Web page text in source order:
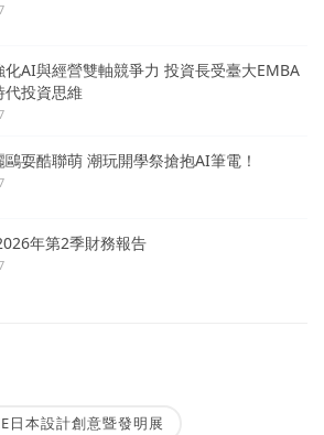
化AI與經營雙軸競爭力 投資長受臺大EMBA
投資思維
鷗耍酷聯萌 潮玩開學祭搶抱AI筆電！
年第2季財務報告
日本設計創意暨發明展